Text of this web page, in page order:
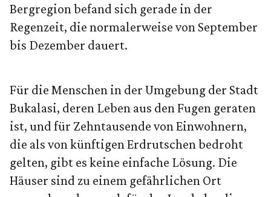
Bergregion befand sich gerade in der
Regenzeit, die normalerweise von September
bis Dezember dauert.
Für die Menschen in der Umgebung der Stadt
Bukalasi, deren Leben aus den Fugen geraten
ist, und für Zehntausende von Einwohnern,
die als von künftigen Erdrutschen bedroht
gelten, gibt es keine einfache Lösung. Die
Häuser sind zu einem gefährlichen Ort